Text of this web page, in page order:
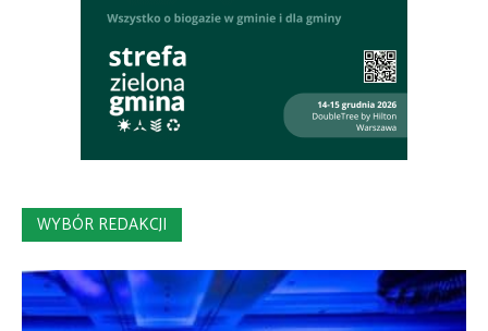
WYBÓR REDAKCJI